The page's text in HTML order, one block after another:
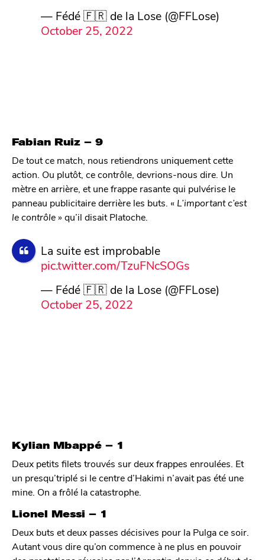
— Fédé 🇫🇷 de la Lose (@FFLose)
October 25, 2022
Fabian Ruiz – 9
De tout ce match, nous retiendrons uniquement cette
action. Ou plutôt, ce contrôle, devrions-nous dire. Un
mètre en arrière, et une frappe rasante qui pulvérise le
panneau publicitaire derrière les buts. « L’important c’est
le contrôle » qu’il disait Platoche.
La suite est improbable
pic.twitter.com/TzuFNcSOGs
— Fédé 🇫🇷 de la Lose (@FFLose)
October 25, 2022
Kylian Mbappé – 1
Deux petits filets trouvés sur deux frappes enroulées. Et
un presqu’triplé si le centre d’Hakimi n’avait pas été une
mine. On a frôlé la catastrophe.
Lionel Messi – 1
Deux buts et deux passes décisives pour la Pulga ce soir.
Autant vous dire qu’on commence à ne plus en pouvoir